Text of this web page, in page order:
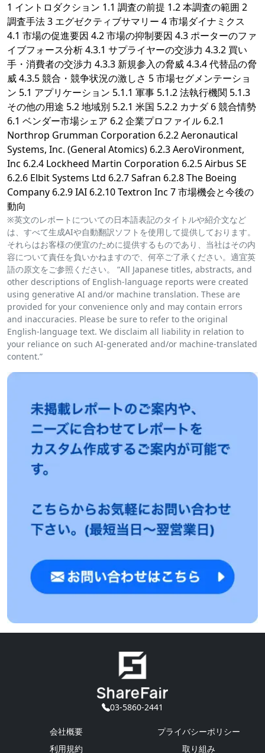
1 イントロダクション 1.1 調査の前提 1.2 本調査の範囲 2
調査手法 3 エグゼクティブサマリー 4 市場ダイナミクス
4.1 市場の促進要因 4.2 市場の抑制要因 4.3 ポーターのファ
イブフォース分析 4.3.1 サプライヤーの交渉力 4.3.2 買い
手・消費者の交渉力 4.3.3 新規参入の脅威 4.3.4 代替品の脅
威 4.3.5 競合・競争状況の激しさ 5 市場セグメンテーショ
ン 5.1 アプリケーション 5.1.1 軍事 5.1.2 法執行機関 5.1.3
その他の用途 5.2 地域別 5.2.1 米国 5.2.2 カナダ 6 競合情勢
6.1 ベンダー市場シェア 6.2 企業プロファイル 6.2.1
Northrop Grumman Corporation 6.2.2 Aeronautical
Systems, Inc. (General Atomics) 6.2.3 AeroVironment,
Inc 6.2.4 Lockheed Martin Corporation 6.2.5 Airbus SE
6.2.6 Elbit Systems Ltd 6.2.7 Safran 6.2.8 The Boeing
Company 6.2.9 IAI 6.2.10 Textron Inc 7 市場機会と今後の
動向
※英文のレポートについての日本語表記のタイトルや紹介文など
は、すべて生成AIや自動翻訳ソフトを使用して提供しております。
それらはお客様の便宜のために提供するものであり、当社はその内
容について責任を負いかねますので、何卒ご了承ください。適宜英
語の原文をご参照ください。 “All Japanese titles, abstracts, and
other descriptions of English-language reports were created
using generative AI and/or machine translation. These are
provided for your convenience only and may contain errors
and inaccuracies. Please be sure to refer to the original
English-language text. We disclaim all liability in relation to
your reliance on such AI-generated and/or machine-translated
content.”
03-5860-2441
会社概要
プライバシーポリシー
利用規約
取り組み